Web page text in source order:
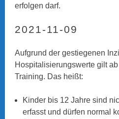
erfolgen darf.
2021-11-09
Aufgrund der gestiegenen
Hospitalisierungswerte gilt
Training. Das heißt:
Kinder bis 12 Jahre sind
erfasst und dürfen normal